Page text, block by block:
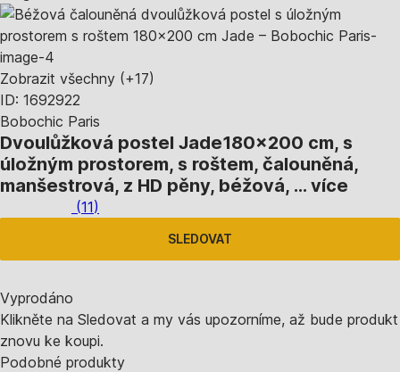
Zobrazit všechny (+17)
ID: 1692922
Bobochic Paris
Dvoulůžková postel Jade180x200 cm, s
úložným prostorem, s roštem, čalouněná,
manšestrová, z HD pěny, béžová, … více
(11)
SLEDOVAT
Vyprodáno
Klikněte na Sledovat a my vás upozorníme, až bude produkt
znovu ke koupi.
Podobné produkty